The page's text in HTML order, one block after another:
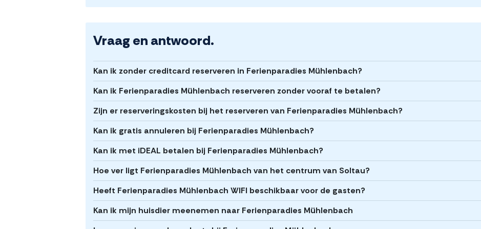
Vraag en antwoord.
Kan ik zonder creditcard reserveren in Ferienparadies Mühlenbach?
Kan ik Ferienparadies Mühlenbach reserveren zonder vooraf te betalen?
Zijn er reserveringskosten bij het reserveren van Ferienparadies Mühlenbach?
Kan ik gratis annuleren bij Ferienparadies Mühlenbach?
Kan ik met iDEAL betalen bij Ferienparadies Mühlenbach?
Hoe ver ligt Ferienparadies Mühlenbach van het centrum van Soltau?
Heeft Ferienparadies Mühlenbach WIFI beschikbaar voor de gasten?
Kan ik mijn huisdier meenemen naar Ferienparadies Mühlenbach